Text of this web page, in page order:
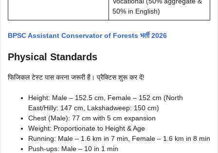
50% in English)
BPSC Assistant Conservator of Forests भर्ती 2026
Physical Standards
फिजिकल टेस्ट पास करना जरूरी है। प्रैक्टिस शुरू कर दें!
Height: Male – 152.5 cm, Female – 152 cm (North
East/Hilly: 147 cm, Lakshadweep: 150 cm)
Chest (Male): 77 cm with 5 cm expansion
Weight: Proportionate to Height & Age
Running: Male – 1.6 km in 7 min, Female – 1.6 km in 8 min
Push-ups: Male – 10 in 1 min